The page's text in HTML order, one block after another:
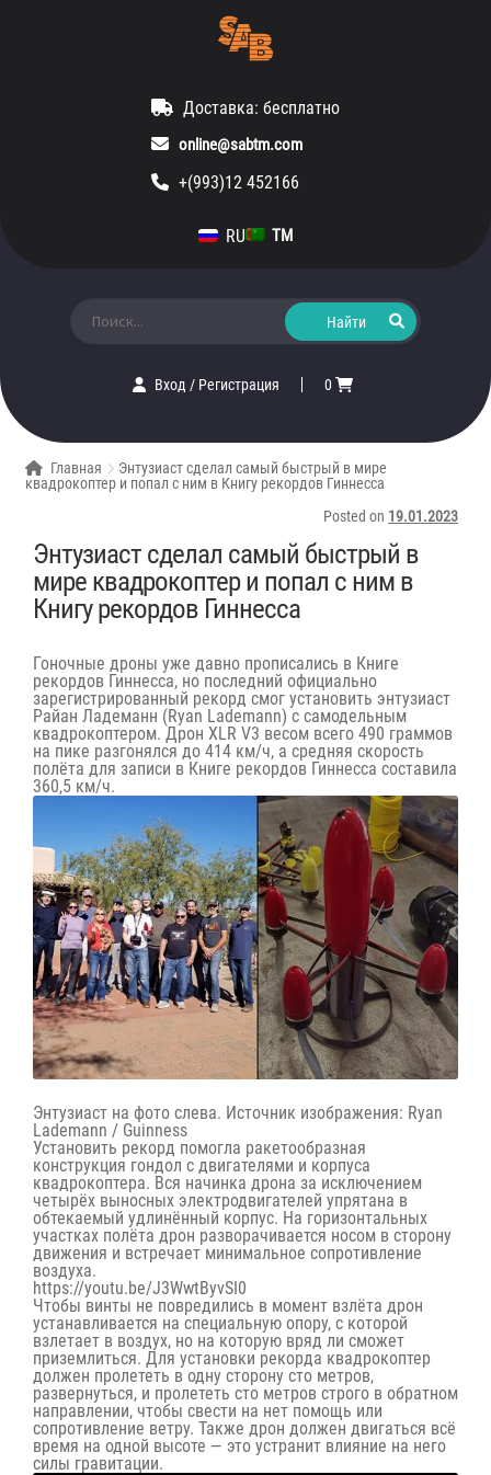
Доставка: бесплатно
online@sabtm.com
+(993)12 452166
RU TM
Вход/ Регистрация 0
Главная
Энтузиаст сделал самый быстрый в мире
квадрокоптер и попал с ним в Книгу рекордов Гиннесса
Posted on 19.01.2023
Энтузиаст сделал самый быстрый в
мире квадрокоптер и попал с ним в
Книгу рекордов Гиннесса
Гоночные дроны уже давно прописались в Книге
рекордов Гиннесса, но последний официально
зарегистрированный рекорд смог установить энтузиаст
Райан Ладеманн (Ryan Lademann) с самодельным
квадрокоптером. Дрон XLR V3 весом всего 490 граммов
на пике разгонялся до 414 км/ч, а средняя скорость
полёта для записи в Книге рекордов Гиннесса составила
360,5 км/ч.
Энтузиаст на фото слева. Источник изображения: Ryan
Lademann / Guinness
Установить рекорд помогла ракетообразная
конструкция гондол с двигателями и корпуса
квадрокоптера. Вся начинка дрона за исключением
четырёх выносных электродвигателей упрятана в
обтекаемый удлинённый корпус. На горизонтальных
участках полёта дрон разворачивается носом в сторону
движения и встречает минимальное сопротивление
воздуха.
https://youtu.be/J3WwtByvSI0
Чтобы винты не повредились в момент взлёта дрон
устанавливается на специальную опору, с которой
взлетает в воздух, но на которую вряд ли сможет
приземлиться. Для установки рекорда квадрокоптер
должен пролететь в одну сторону сто метров,
развернуться, и пролететь сто метров строго в обратном
направлении, чтобы свести на нет помощь или
сопротивление ветру. Также дрон должен двигаться всё
время на одной высоте — это устранит влияние на него
силы гравитации.